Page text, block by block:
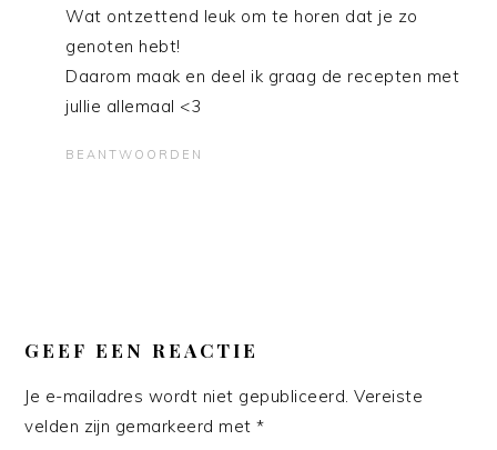
Wat ontzettend leuk om te horen dat je zo
genoten hebt!
Daarom maak en deel ik graag de recepten met
jullie allemaal <3
BEANTWOORDEN
GEEF EEN REACTIE
Je e-mailadres wordt niet gepubliceerd. Vereiste
velden zijn gemarkeerd met*